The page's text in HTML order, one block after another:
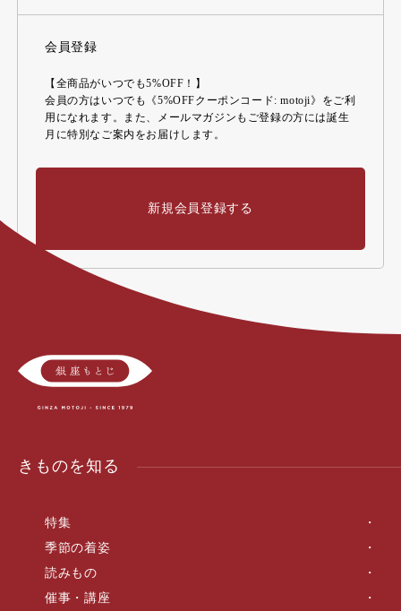
会員登録
【全商品がいつでも5%OFF！】
会員の方はいつでも《5%OFFクーポンコード: motoji》をご利
用になれます。また、メールマガジンもご登録の方には誕生
月に特別なご案内をお届けします。
新規会員登録する
きものを知る
特集
季節の着姿
読みもの
催事・講座